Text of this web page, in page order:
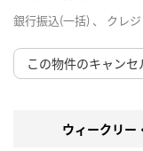
銀行振込(一括) 、 クレ
この物件のキャン
ウィークリー